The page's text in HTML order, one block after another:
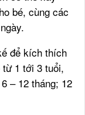
bé, cùng các
để kích thích
1 tới 3 tuổi,
– 12 tháng; 12